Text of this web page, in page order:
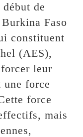
de
Faso
constituent
(AES),
leur
une force
force
mais